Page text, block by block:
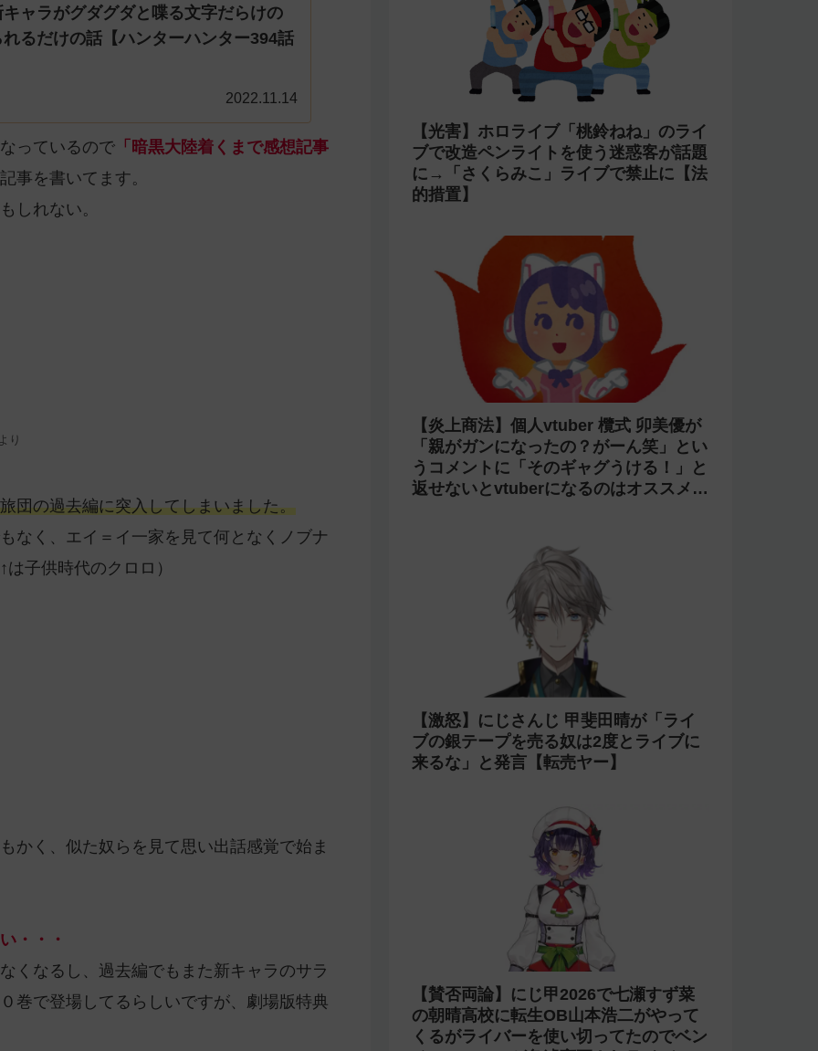
ャラがグダグダと喋る文字だらけの
るだけの話【ハンターハンター394話
2022.11.14
っているので 「暗黒大陸着くまで感想記事
事を書いてます。
しれない。
り
団の過去編に突入してしまいました。
なく、エイ＝イ一家を見て何となくノブナ
子供時代のクロロ）
かく、似た奴らを見て思い出話感覚で始ま
・・・
くなるし、過去編でもまた新キャラのサラ
巻で登場してるらしいですが、劇場版特典
【光害】ホロライブ「桃鈴ねね」のライ
ブで改造ペンライトを使う迷惑客が話題
に→「さくらみこ」ライブで禁止に【法
的措置】
【炎上商法】個人vtuber 欖式 卯美優が
「親がガンになったの？がーん笑」とい
うコメントに「そのギャグうける！」と
返せないとvtuberになるのはオススメし
【激怒】にじさんじ 甲斐田晴が「ライ
ブの銀テープを売る奴は2度とライブに
来るな」と発言【転売ヤー】
【賛否両論】にじ甲2026で七瀬すず菜
の朝晴高校に転生OB山本浩二がやって
くるがライバーを使い切ってたのでベン